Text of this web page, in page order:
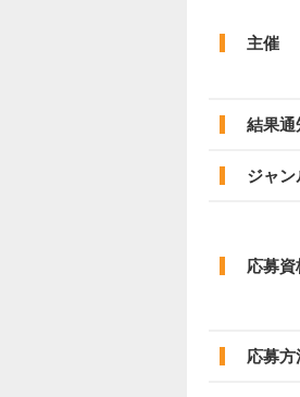
主催
結果通
ジャン
応募資
応募方